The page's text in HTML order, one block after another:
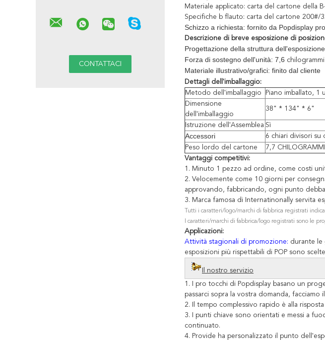
Materiale applicato: carta del cartone della
Specifiche b flauto: carta del cartone 200#/
Schizzo a richiesta: fornito da Popdisplay pro
Descrizione di breve esposizione di
Progettazione della struttura
Forza di sostegno dell'unità: 7,6
Materiale illustrativo/grafici: finito dal cliente
Dettagli dell'imballaggio:
Metodo dell'imballaggio
Piano imballato, 1
Dimensione
dell'imballaggio
38" * 134" * 6"
Istruzione dell'Assemblea Sì
Accessori
6 chiari divisori su
Peso lordo del cartone
7,7 CHILOGRAMMI
Vantaggi competitivi:
1. Minuto 1 pezzo ad ordine, come costi
2. Velocemente come 10 giorni per
approvando, fabbricando, ogni punto
3. Marca famosa di Internatinonally servita
Tutti i caratteri/logo/marchi di fabbrica registrati
I caratteri/marchi di fabbrica/logo registrati sono le
Applicazioni:
Attività stagionali di promozione: durante le
esposizioni più rispettabili di POP sono
Il nostro servizio
1. I pro tocchi di Popdisplay basano un
passarci sopra la vostra domanda, facciamo
2. Il tempo complessivo rapido è alla
3. I punti chiave sono orientati e messi a
continuato.
4. Provide ha personalizzato il punto